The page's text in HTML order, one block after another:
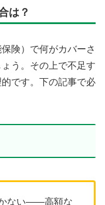
は？
険）で何がカバーさ
う。その上で不足す
です。下の記事で必
かない——高額な